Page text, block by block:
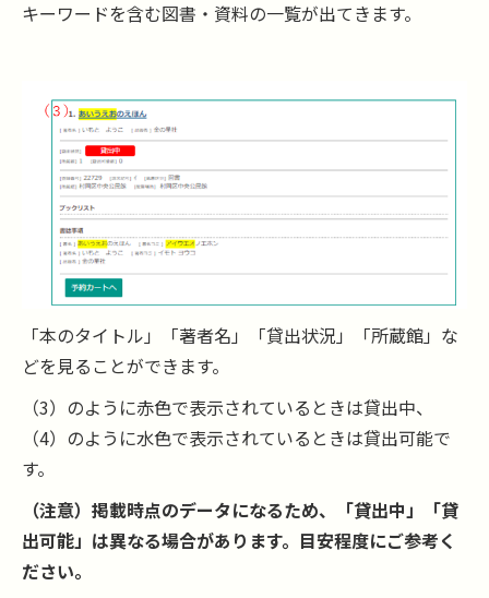
キーワードを含む図書・資料の一覧が出てきます。
「本のタイトル」「著者名」「貸出状況」「所蔵館」な
どを見ることができます。
（3）のように赤色で表示されているときは貸出中、
（4）のように水色で表示されているときは貸出可能で
す。
（注意）掲載時点のデータになるため、「貸出中」「貸
出可能」は異なる場合があります。目安程度にご参考く
ださい。